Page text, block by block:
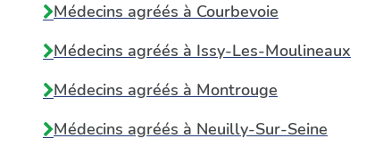
Médecins agréés à Courbevoie
Médecins agréés à Issy-Les-Moulineaux
Médecins agréés à Montrouge
Médecins agréés à Neuilly-Sur-Seine